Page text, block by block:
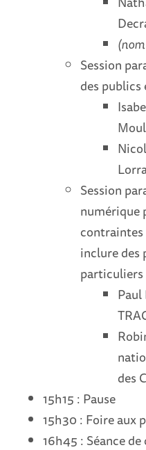
Session
des publics
Session
numérique
inclure des
particuliers
des
15h15 : Pause
15h30 : Foire aux
16h45 : Séance